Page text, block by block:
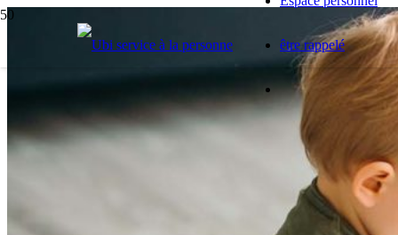
être rappelé